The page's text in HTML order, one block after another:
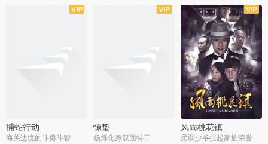
捕蛇行动
海关边境的斗勇斗智
惊蛰
杨烁化身双面特工
全36集
风雨桃花镇
柔弱少爷扛起家族荣誉